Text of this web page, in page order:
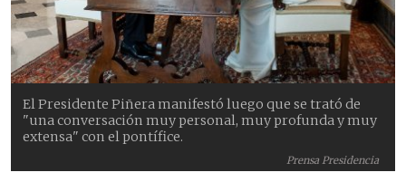
Prensa Presidencia
El Presidente Piñera manifestó luego que se trató de
"una conversación muy personal, muy profunda y muy
extensa" con el pontífice.